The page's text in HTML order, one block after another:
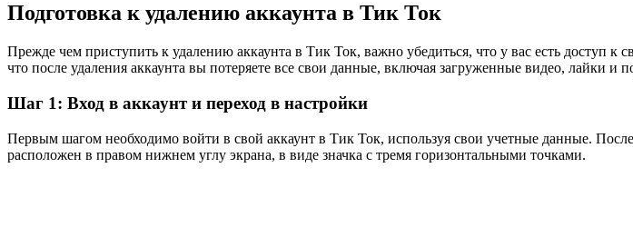
Подготовка к удалению аккаунта в Тик Ток
Прежде чем приступить к удалению аккаунта в Тик Ток, важно убедиться, что у вас есть доступ
что после удаления аккаунта вы потеряете все свои данные, включая загруженные видео, лайки и
Шаг 1: Вход в аккаунт и переход в настройки
Первым шагом необходимо войти в свой аккаунт в Тик Ток, используя свои учетные данные.
расположен в правом нижнем углу экрана, в виде значка с тремя горизонтальными точками.